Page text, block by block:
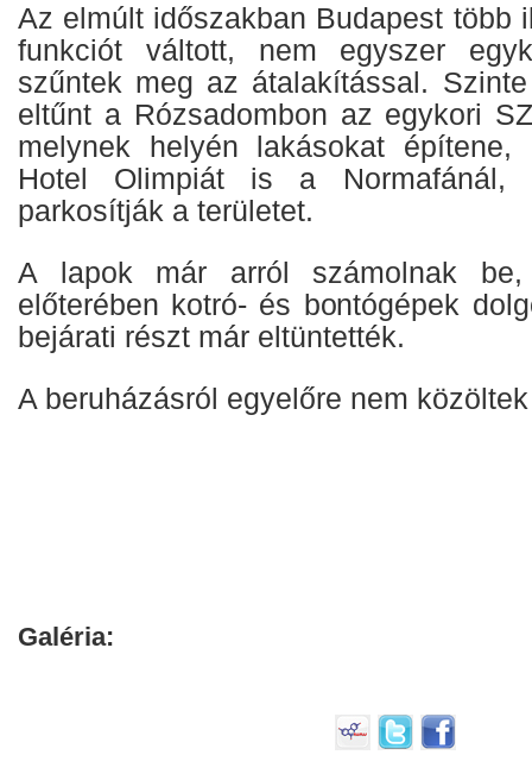
Az elmúlt időszakban Budapest több
funkciót váltott, nem egyszer
szűntek meg az átalakítással.
eltűnt a Rózsadombon az egykori
melynek helyén lakásokat
Hotel Olimpiát is a Normafánál,
parkosítják a területet.
A lapok már arról számolnak
előterében kotró- és bontógépek
bejárati részt már eltüntették.
A beruházásról egyelőre nem
Galéria: